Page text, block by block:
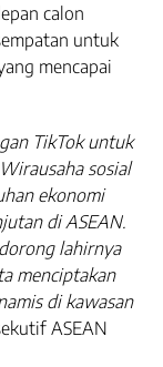
calon
untuk
mencapai
TikTok untuk
sosial
ekonomi
di ASEAN.
lahirnya
menciptakan
di kawasan
ASEAN